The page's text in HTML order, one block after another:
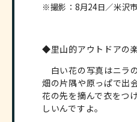
※撮影：8月24日／米沢
◆里山的アウトドアの
白い花の写真はニラ
畑の片隅や原っぱで出
花の先を摘んで衣をつ
しいんですよ。